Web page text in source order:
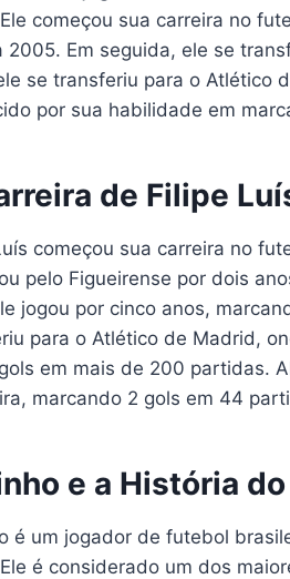
começou sua carreira no
2005. Em seguida, ele se
se transferiu para o Atlético
por sua habilidade em
de Filipe
começou sua carreira no
pelo Figueirense por dois
jogou por cinco anos,
para o Atlético de Madrid,
em mais de 200 partidas.
marcando 2 gols em 44
e a História do
é um jogador de futebol
é considerado um dos